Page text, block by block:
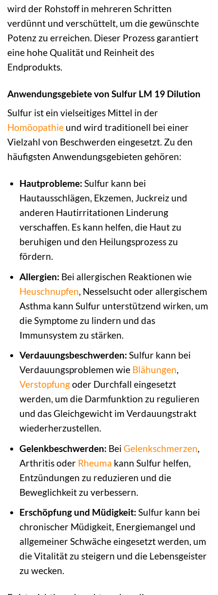
wird der Rohstoff in mehreren Schritten
verdünnt und verschüttelt, um die gewünschte
Potenz zu erreichen. Dieser Prozess garantiert
eine hohe Qualität und Reinheit des
Endprodukts.
Anwendungsgebiete von Sulfur LM 19 Dilution
Sulfur ist ein vielseitiges Mittel in der
Homöopathie und wird traditionell bei einer
Vielzahl von Beschwerden eingesetzt. Zu den
häufigsten Anwendungsgebieten gehören:
Hautprobleme: Sulfur kann bei
Hautausschlägen, Ekzemen, Juckreiz und
anderen Hautirritationen Linderung
verschaffen. Es kann helfen, die Haut zu
beruhigen und den Heilungsprozess zu
fördern.
Allergien: Bei allergischen Reaktionen wie
Heuschnupfen , Nesselsucht oder allergischem
Asthma kann Sulfur unterstützend wirken, um
die Symptome zu lindern und das
Immunsystem zu stärken.
Verdauungsbeschwerden: Sulfur kann bei
Verdauungsproblemen wie Blähungen,
Verstopfungoder Durchfall eingesetzt
werden, um die Darmfunktion zu regulieren
und das Gleichgewicht im Verdauungstrakt
wiederherzustellen.
Gelenkbeschwerden: Bei Gelenkschmerzen,
Arthritis oder Rheuma kann Sulfur helfen,
Entzündungen zu reduzieren und die
Beweglichkeit zu verbessern.
Erschöpfung und Müdigkeit: Sulfur kann bei
chronischer Müdigkeit, Energiemangel und
allgemeiner Schwäche eingesetzt werden, um
die Vitalität zu steigern und die Lebensgeister
zu wecken.